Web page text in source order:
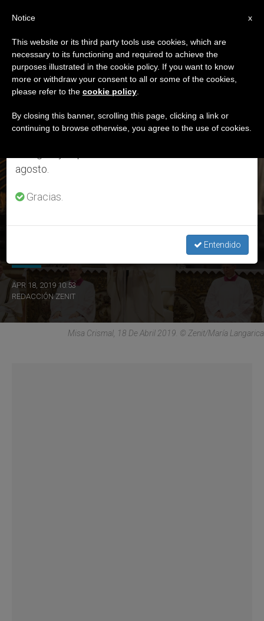
ETIQUETA
Posts Tagged ‘santos
Óleos’
ÚLTIMAS NOTICIAS
APR 18, 2019 10:53
REDACCIÓN ZENIT
Misa Crismal, 18 De Abril 2019. © Zenit/María Langarica
×
Aviso importante
Del 27 de julio al 7 de agosto haremos la pausa
anual, aprovechando que en el periodo de verano
se generan menos informaciones y también el
agosto.
Gracias.
Entendido
x
Notice
This website or its third party tools use cookies, which are
necessary to its functioning and required to achieve the
purposes illustrated in the cookie policy. If you want to know
more or withdraw your consent to all or some of the cookies,
please refer to the cookie policy
By closing this banner, scrolling this page, clicking a link or
continuing to browse otherwise, you agree to the use of cookies.